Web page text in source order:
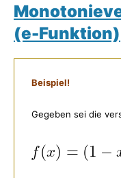
(e-Funktion)
Beispiel!
Gegeben sei die